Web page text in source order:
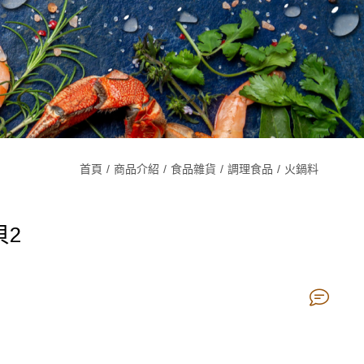
首頁 商品介紹 食品雜貨 調理食品 火鍋料
2